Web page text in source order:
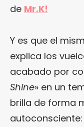
de Mr.K!
Y es que el
explica los
acabado por
Shine» en un
brilla de forma
autoconsciente: